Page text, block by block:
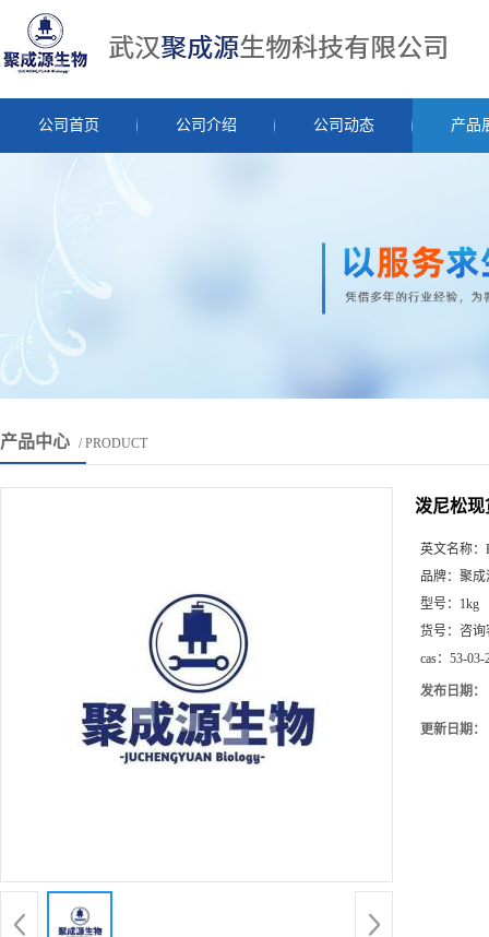
公司首页 公司介绍 公司动态 产品
产品中心 / PRODUCT
泼尼松现
英文名称：
品牌： 聚成
型号： 1kg
货号： 咨询
cas： 53-03-
发布日期：
更新日期：